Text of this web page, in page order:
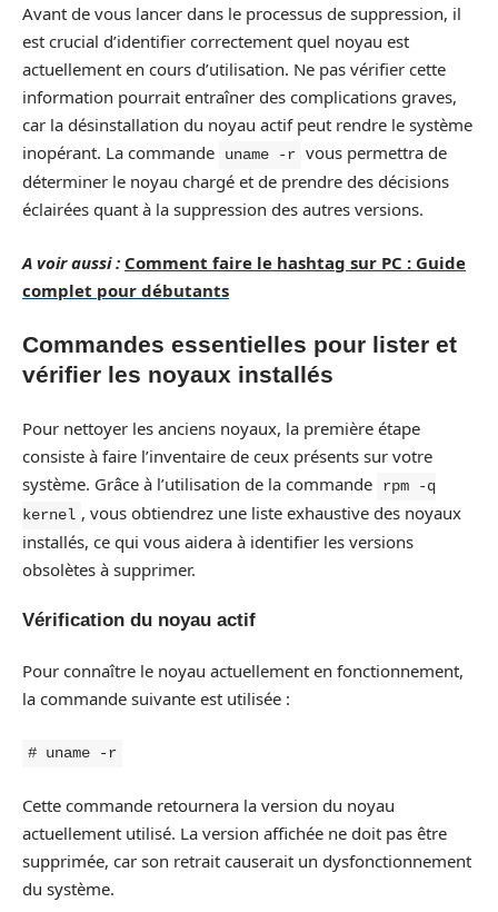
Avant de vous lancer dans le processus de suppression, il
est crucial d’identifier correctement quel noyau est
actuellement en cours d’utilisation. Ne pas vérifier cette
information pourrait entraîner des complications graves,
car la désinstallation du noyau actif peut rendre le système
inopérant. La commande
uname -r vous permettra de
déterminer le noyau chargé et de prendre des décisions
éclairées quant à la suppression des autres versions.
A voir aussi : Comment faire le hashtag sur PC : Guide
complet pour débutants
Commandes essentielles pour lister et
vérifier les noyaux installés
Pour nettoyer les anciens noyaux, la première étape
consiste à faire l’inventaire de ceux présents sur votre
système. Grâce à l’utilisation de la commande
rpm -q
kernel , vous obtiendrez une liste exhaustive des noyaux
installés, ce qui vous aidera à identifier les versions
obsolètes à supprimer.
Vérification du noyau actif
Pour connaître le noyau actuellement en fonctionnement,
la commande suivante est utilisée :
# uname -r
Cette commande retournera la version du noyau
actuellement utilisé. La version affichée ne doit pas être
supprimée, car son retrait causerait un dysfonctionnement
du système.